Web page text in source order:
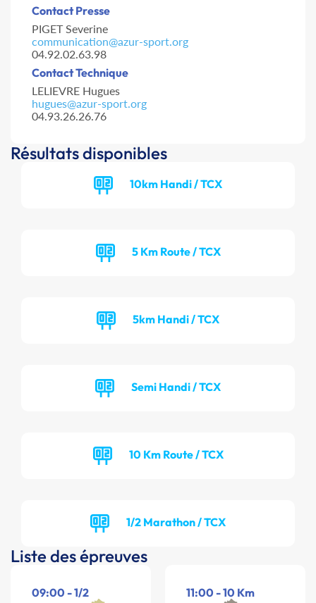
Contact Presse
PIGET Severine
communication@azur-sport.org
04.92.02.63.98
Contact Technique
LELIEVRE Hugues
hugues@azur-sport.org
04.93.26.26.76
Résultats disponibles
10km Handi / TCX
5 Km Route / TCX
5km Handi / TCX
Semi Handi / TCX
10 Km Route / TCX
1/2 Marathon / TCX
Liste des épreuves
09:00 - 1/2
11:00 - 10 Km